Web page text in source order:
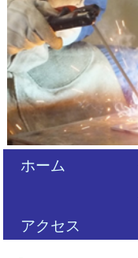
ホーム
アクセス